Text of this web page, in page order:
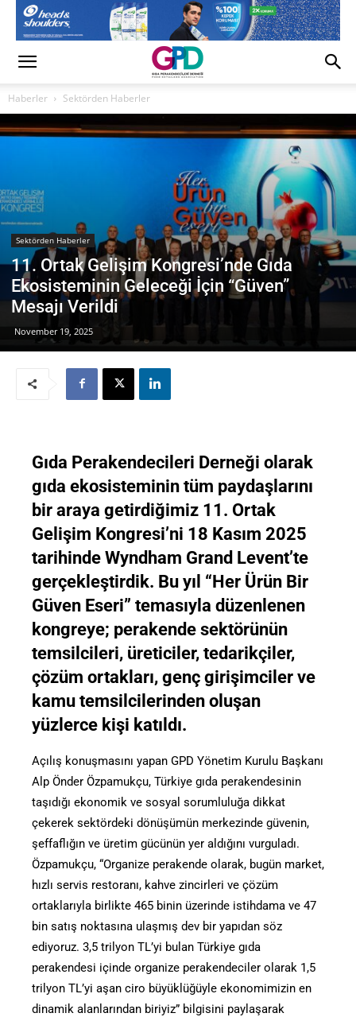
Haberler Sektörden Haberler
Sektörden Haberler
11. Ortak Gelişim Kongresi’nde Gıda
Ekosisteminin Geleceği İçin “Güven”
Mesajı Verildi
November 19, 2025
Gıda Perakendecileri Derneği olarak
gıda ekosisteminin tüm paydaşlarını
bir araya getirdiğimiz 11. Ortak
Gelişim Kongresi’ni 18 Kasım 2025
tarihinde Wyndham Grand Levent’te
gerçekleştirdik. Bu yıl “Her Ürün Bir
Güven Eseri” temasıyla düzenlenen
kongreye; perakende sektörünün
temsilcileri, üreticiler, tedarikçiler,
çözüm ortakları, genç girişimciler ve
kamu temsilcilerinden oluşan
yüzlerce kişi katıldı.
Açılış konuşmasını yapan GPD Yönetim Kurulu Başkanı
Alp Önder Özpamukçu, Türkiye gıda perakendesinin
taşıdığı ekonomik ve sosyal sorumluluğa dikkat
çekerek sektördeki dönüşümün merkezinde güvenin,
şeffaflığın ve üretim gücünün yer aldığını vurguladı.
Özpamukçu, “Organize perakende olarak, bugün market,
hızlı servis restoranı, kahve zincirleri ve çözüm
ortaklarıyla birlikte 465 binin üzerinde istihdama ve 47
bin satış noktasına ulaşmış dev bir yapıdan söz
ediyoruz. 3,5 trilyon TL’yi bulan Türkiye gıda
perakendesi içinde organize perakendeciler olarak 1,5
trilyon TL’yi aşan ciro büyüklüğüyle ekonomimizin en
dinamik alanlarından biriyiz” bilgisini paylaşarak